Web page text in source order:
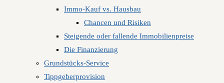
Immo-Kauf vs. Hausbau
Chancen und Risiken
Steigende oder fallende Immobilienpreise
Die Finanzierung
Grundstücks-Service
Tippgeberprovision